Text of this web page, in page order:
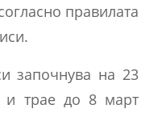
правилата
започнува на 23
и трае до 8 март